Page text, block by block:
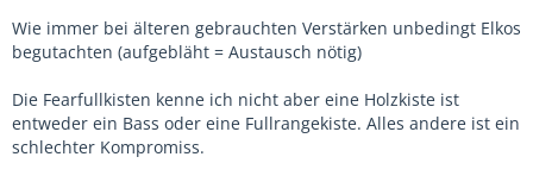
Wie immer bei älteren gebrauchten Verstärken unbedingt Elkos
begutachten (aufgebläht = Austausch nötig)
Die Fearfullkisten kenne ich nicht aber eine Holzkiste ist
entweder ein Bass oder eine Fullrangekiste. Alles andere ist ein
schlechter Kompromiss.